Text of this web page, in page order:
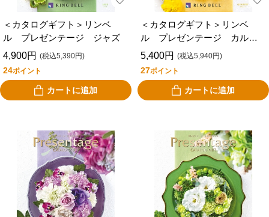
＜カタログギフト＞リンベ
ル プレゼンテージ ジャズ
4,900円 (税込5,390円)
24ポイント
カートに追加
＜カタログギフト＞リンベ
ル プレゼンテージ カルテ
ット
5,400円 (税込5,940円)
27ポイント
カートに追加